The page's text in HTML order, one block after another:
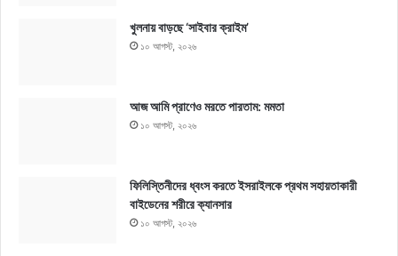
খুলনায় বাড়ছে ‘সাইবার ক্রাইম’
১০ আগস্ট, ২০২৬
আজ আমি প্রাণেও মরতে পারতাম: মমতা
১০ আগস্ট, ২০২৬
ফিলিস্তিনীদের ধ্বংস করতে ইসরাইলকে প্রথম সহায়তাকারী
বাইডেনের শরীরে ক্যানসার
১০ আগস্ট, ২০২৬